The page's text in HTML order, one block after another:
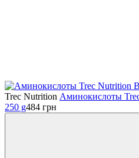
Trec Nutrition Аминокислоты
250 g484 грн